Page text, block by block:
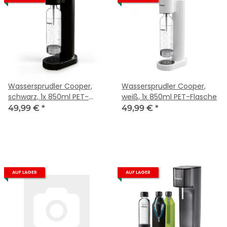
Wassersprudler Cooper,
schwarz, 1x 850ml PET-
Flasche
49,99 € *
Wassersprudler Cooper,
weiß, 1x 850ml PET-Flasche
49,99 € *
AUF LAGER AUF LAGER